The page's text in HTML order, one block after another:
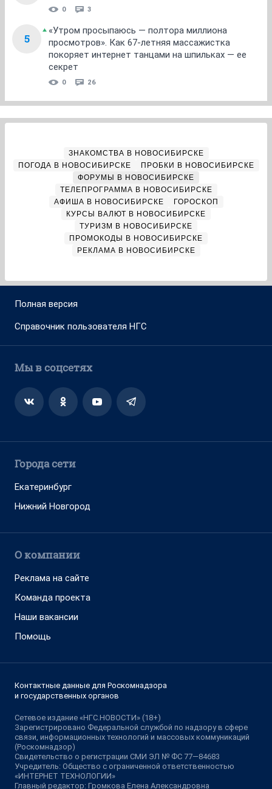
0 3
5
«Утром просыпаюсь — полтора миллиона
просмотров». Как 67-летняя массажистка
покоряет интернет танцами на шпильках — ее
секрет
0 26
ЗНАКОМСТВА В НОВОСИБИРСКЕ
ПОГОДА В НОВОСИБИРСКЕ
ПРОБКИ В НОВОСИБИРСКЕ
ФОРУМЫ В НОВОСИБИРСКЕ
ТЕЛЕПРОГРАММА В НОВОСИБИРСКЕ
АФИША В НОВОСИБИРСКЕ
ГОРОСКОП
КУРСЫ ВАЛЮТ В НОВОСИБИРСКЕ
ТУРИЗМ В НОВОСИБИРСКЕ
ПРОМОКОДЫ В НОВОСИБИРСКЕ
РЕКЛАМА В НОВОСИБИРСКЕ
Полная версия
Справочник пользователя НГС
Мы в соцсетях
Города сети
Екатеринбург
Нижний Новгород
О компании
Реклама на сайте
Команда проекта
Наши вакансии
Помощь
Контактные данные для Роскомнадзора
и государственных органов
Сетевое издание «НГС.НОВОСТИ» (18+)
Зарегистрировано Федеральной службой по надзору в сфере
связи, информационных технологий и массовых коммуникаций
(Роскомнадзор)
Свидетельство о регистрации СМИ ЭЛ № ФС 77—84683
Учредитель: Общество с ограниченной ответственностью
«ИНТЕРНЕТ ТЕХНОЛОГИИ»
Главный редактор: Громкова Елена Александровна